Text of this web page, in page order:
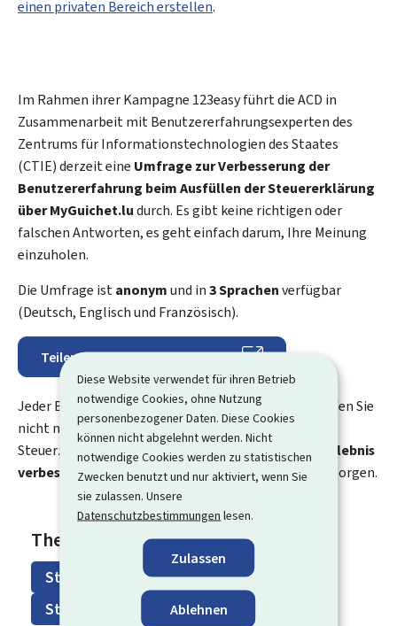
Diese Website verwendet für ihren Betrieb
notwendige Cookies, ohne Nutzung
personenbezogener Daten. Diese Cookies
können nicht abgelehnt werden. Nicht
notwendige Cookies werden zu statistischen
Zwecken benutzt und nur aktiviert, wenn Sie
sie zulassen. Unsere
Datenschutzbestimmungen lesen.
Zulassen
Ablehnen
einen privaten Bereich erstellen.
Im Rahmen ihrer Kampagne 123easyführt dieACD in
Zusammenarbeit mit Benutzererfahrungsexperten des
Zentrums für Informationstechnologien des Staates
(CTIE) derzeit eine Umfrage zur Verbesserung der
Benutzererfahrung beim Ausfüllen der Steuererklärung
überMyGuichet.ludurch. Es gibt keine richtigen oder
falschen Antworten, es geht einfach darum, Ihre Meinung
einzuholen.
Die Umfrage istanonymund in3 Sprachenverfügbar
(Deutsch, Englisch und Französisch).
Teilen Sie uns Ihre Meinung mit
Jeder Beitrag ist wertvoll! Durch Ihre Teilnahme helfen Sie
nicht nur sich selbst, sondern auch vielen anderen
Steuerzahlern. Gemeinsam können wir dasNutzererlebnis
verbessernund für mehr Transparenz und Effizienz sorgen.
Themen
Steuern für Unternehmen
Steuern für Bürger